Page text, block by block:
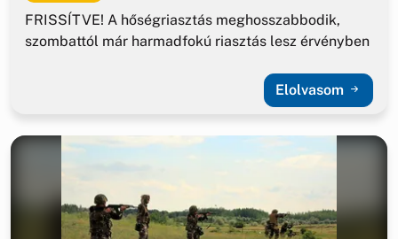
FRISSÍTVE! A hőségriasztás meghosszabbodik,
szombattól már harmadfokú riasztás lesz érvényben
Elolvasom